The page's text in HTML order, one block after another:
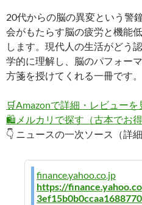
20代からの脳の異変という警
会がもたらす脳の疲労と機能
します。現代人の生活がどう
学的に理解し、脳のパフォー
方箋を授けてくれる一冊です。
🛒Amazonで詳細・レビューを
🛍️ メルカリで探す（古本でお
👇 ニュースの一次ソース（詳
finance.yahoo.co.jp
https://